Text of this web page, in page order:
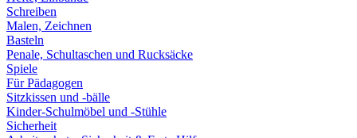
Schreiben
Malen, Zeichnen
Basteln
Penale, Schultaschen und Rucksäcke
Spiele
Für Pädagogen
Sitzkissen und -bälle
Kinder-Schulmöbel und -Stühle
Sicherheit